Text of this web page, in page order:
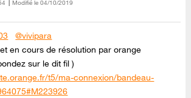
Modifié le 04/10/2019
@vivipara
en cours de résolution par orange
sur le dit fil )
t5/ma-connexion/bandeau-